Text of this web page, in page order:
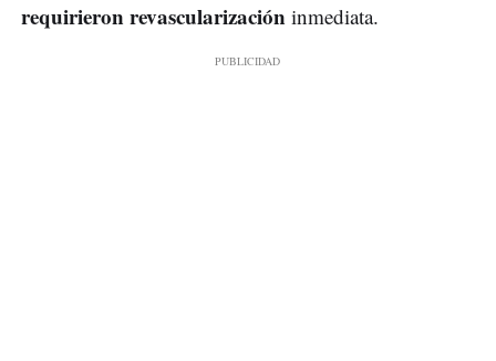
requirieron revascularización inmediata.